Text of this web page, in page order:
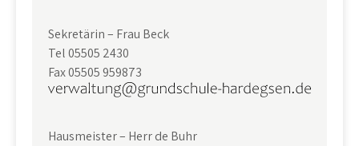
Sekretärin – Frau Beck
Tel 05505 2430
Fax 05505 959873
Hausmeister – Herr de Buhr